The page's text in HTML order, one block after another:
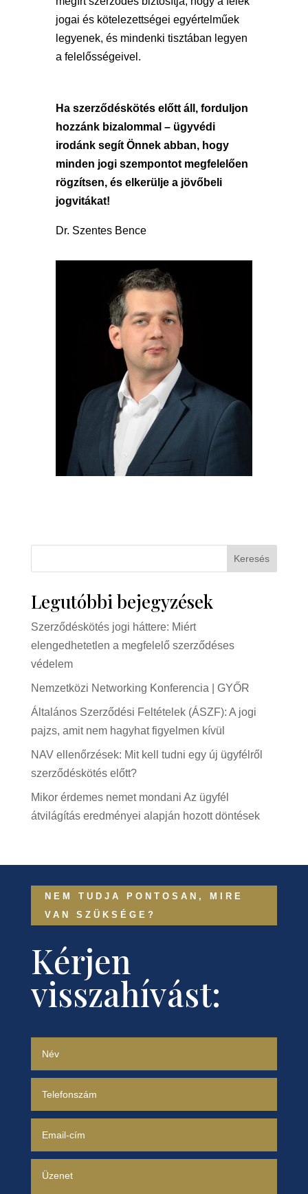
jogai és kötelezettségei egyértelműek
legyenek, és mindenki tisztában legyen
a felelősségeivel.
Ha szerződéskötés előtt áll, forduljon
hozzánk bizalommal – ügyvédi
irodánk segít Önnek abban, hogy
minden jogi szempontot megfelelően
rögzítsen, és elkerülje a jövőbeli
jogvitákat!
Dr. Szentes Bence
Keresés
Legutóbbi bejegyzések
Szerződéskötés jogi háttere: Miért
elengedhetetlen a megfelelő szerződéses
védelem
Nemzetközi Networking Konferencia | GYŐR
Általános Szerződési Feltételek (ÁSZF): A jogi
pajzs, amit nem hagyhat figyelmen kívül
NAV ellenőrzések: Mit kell tudni egy új ügyfélről
szerződéskötés előtt?
Mikor érdemes nemet mondani Az ügyfél
átvilágítás eredményei alapján hozott döntések
NEM TUDJA PONTOSAN, MIRE
VAN SZÜKSÉGE?
Kérjen
visszahívást: